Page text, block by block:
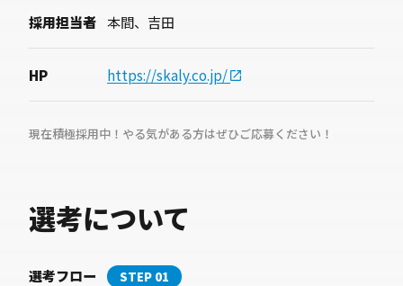
採用担当者 本間、吉田
HP https://skaly.co.jp/
現在積極採用中！やる気がある方はぜひご応募ください！
選考について
選考フロー STEP 01